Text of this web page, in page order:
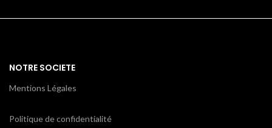
NOTRE SOCIETE
Mentions Légales
Politique de confidentialité